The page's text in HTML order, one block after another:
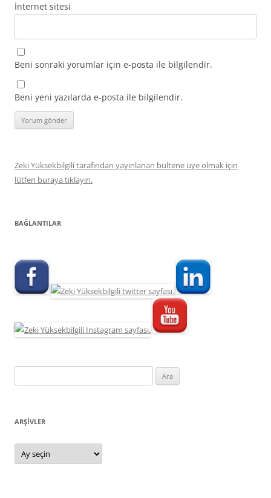
İnternet sitesi
Beni sonraki yorumlar için e-posta ile bilgilendir.
Beni yeni yazılarda e-posta ile bilgilendir.
Zeki Yüksekbilgili tarafından yayınlanan bültene üye olmak için
lütfen buraya tıklayın.
BAĞLANTILAR
ARŞIVLER
Arşivler